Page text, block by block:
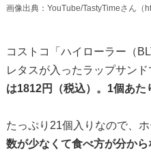
画像出典：YouTube/TastyTimeさん（
コストコ「ハイローラー（
レタスが入ったラップサンド
は1812円（税込）。1個あた
たっぷり21個入りなので、
数が少なくて食べ方が分か